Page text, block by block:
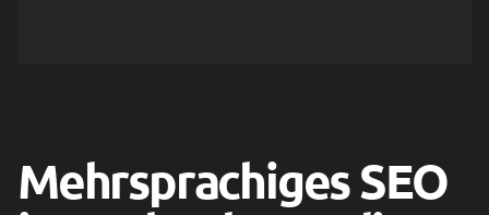
Mehrsprachiges SEO